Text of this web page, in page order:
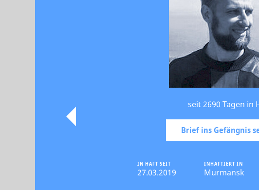
seit 2690 Tagen in
Brief ins Gefängnis
IN HAFT SEIT
27.03.2019
INHAFTIERT IN
Murmansk